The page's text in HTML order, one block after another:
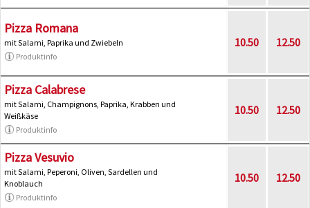
Pizza Romana
mit Salami, Paprika und Zwiebeln
Produktinfo
10.50 12.50
Pizza Calabrese
mit Salami, Champignons, Paprika, Krabben und
Weißkäse
Produktinfo
10.50 12.50
Pizza Vesuvio
mit Salami, Peperoni, Oliven, Sardellen und
Knoblauch
Produktinfo
10.50 12.50